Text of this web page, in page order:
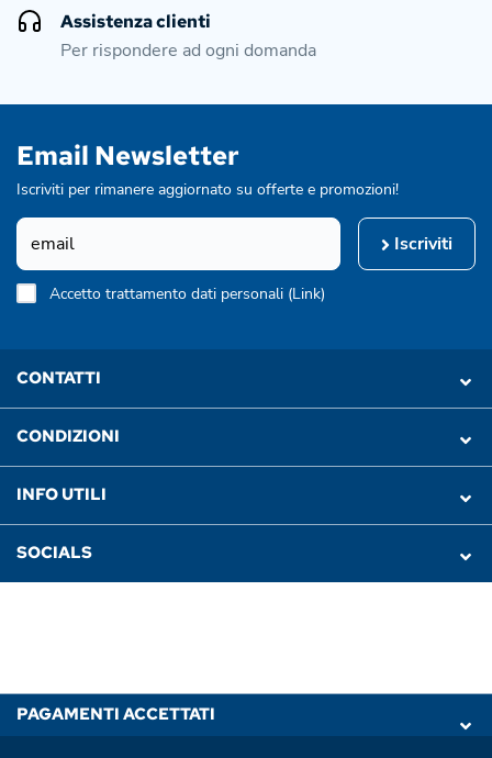
Assistenza clienti
Per rispondere ad ogni domanda
Email Newsletter
Iscriviti per rimanere aggiornato su offerte e promozioni!
Iscriviti
Accetto trattamento dati personali (Link)
CONTATTI
CONDIZIONI
INFO UTILI
SOCIALS
PAGAMENTI ACCETTATI